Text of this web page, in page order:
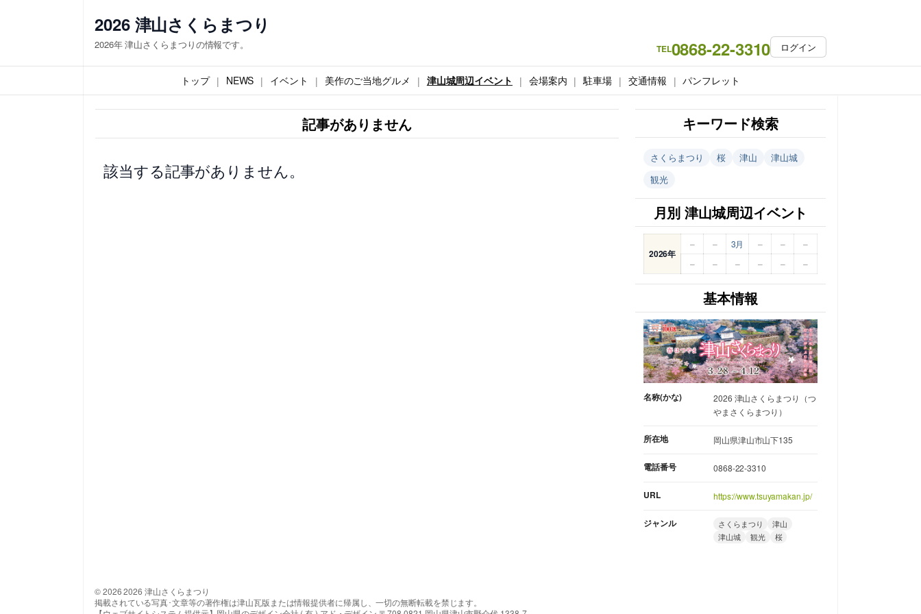
ス
キ
2026 津山さくらまつり
2026年 津山さくらまつりの情報です。 TEL0868-22-3310 ログイン
トップ NEWS イベント 美作のご当地グルメ 津山城周辺イベント 会場案内 駐車場 交通情報 パンフレット
記事がありません
該当する記事がありません。
キーワード検索
さくらまつり 桜 津山
津山城
観光
月別 津山城周辺イベント
2026年
– – 3月 – –
–
–
– – – – –
基本情報
名称(かな)
2026 津山さくらまつり（つ
やまさくらまつり）
所在地 岡山県津山市山下135
電話番号 0868-22-3310
URL https://www.tsuyamakan.jp/
ジャンル さくらまつり
津山
津山城
観光 桜
© 2026 2026 津山さくらまつり
掲載されている写真･文章等の著作権は津山瓦版または情報提供者に帰属し、一切の無断転載を禁じます。